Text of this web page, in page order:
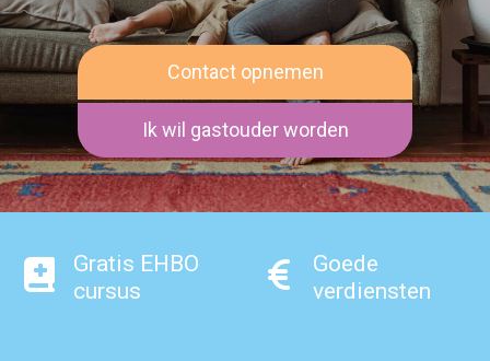
Contact opnemen
Ik wil gastouder worden
Gratis EHBO
cursus
Goede
verdiensten